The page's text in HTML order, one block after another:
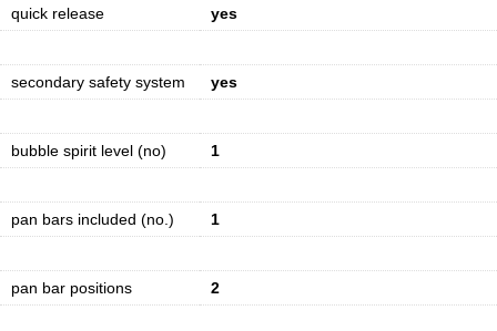
quick release yes
secondary safety system yes
bubble spirit level (no) 1
pan bars included (no.) 1
pan bar positions 2